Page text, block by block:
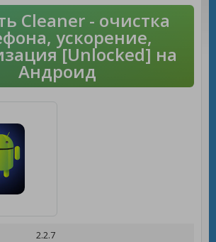
Сleaner - очистка
ускорение,
[Unlocked] на
Андроид
2.2.7